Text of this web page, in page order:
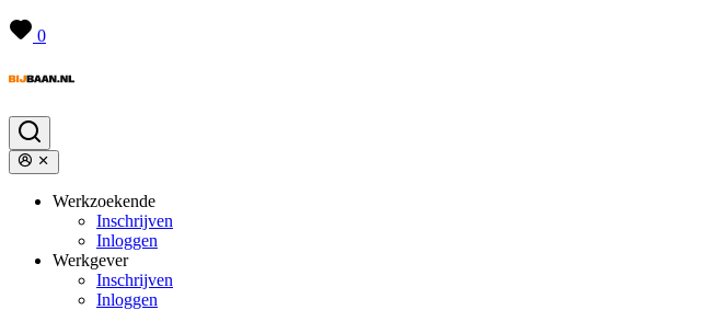
0
Werkzoekende
Inschrijven
Inloggen
Werkgever
Inschrijven
Inloggen